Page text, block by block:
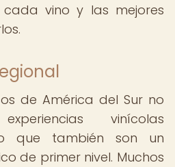
vino y las mejores
de América del Sur no
vinícolas
que también son un
de primer nivel. Muchos